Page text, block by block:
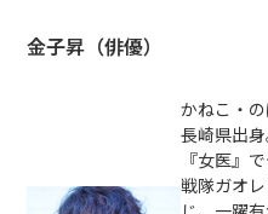
金子昇（俳優）
かねこ・
長崎県出
『女医』
戦隊ガオ